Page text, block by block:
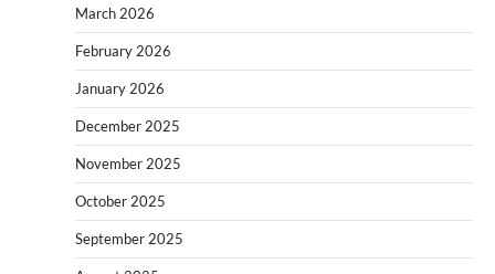
March 2026
February 2026
January 2026
December 2025
November 2025
October 2025
September 2025